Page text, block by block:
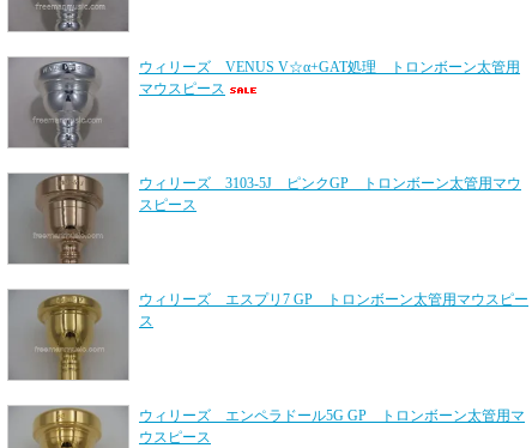
ウィリーズ VENUS V☆α+GAT処理 トロンボーン太管用
マウスピース
ウィリーズ 3103-5J ピンクGP トロンボーン太管用マウ
スピース
ウィリーズ エスプリ7 GP トロンボーン太管用マウスピー
ス
ウィリーズ エンペラドール5G GP トロンボーン太管用マ
ウスピース